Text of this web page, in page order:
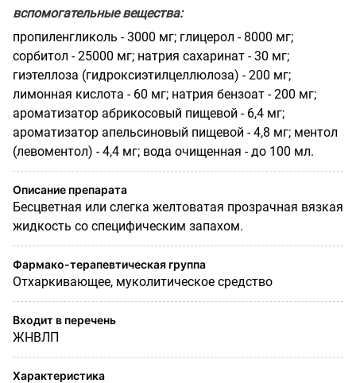
вспомогательные вещества:
пропиленгликоль - 3000 мг; глицерол - 8000 мг;
сорбитол - 25000 мг; натрия сахаринат - 30 мг;
гиэтеллоза (гидроксиэтилцеллюлоза) - 200 мг;
лимонная кислота - 60 мг; натрия бензоат - 200 мг;
ароматизатор абрикосовый пищевой - 6,4 мг;
ароматизатор апельсиновый пищевой - 4,8 мг; ментол
(левоментол) - 4,4 мг; вода очищенная - до 100 мл.
Описание препарата
Бесцветная или слегка желтоватая прозрачная вязкая
жидкость со специфическим запахом.
Фармако-терапевтическая группа
Отхаркивающее, муколитическое средство
Входит в перечень
ЖНВЛП
Характеристика